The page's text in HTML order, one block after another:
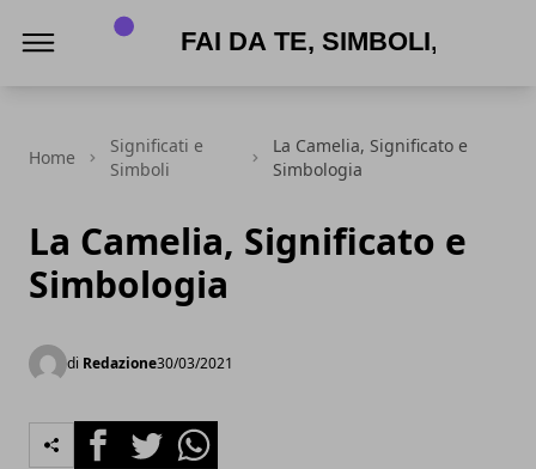
Home
Significati e
Simboli
La Camelia, Significato e
Simbologia
La Camelia, Significato e
Simbologia
di Redazione30/03/2021
FacebookTwitterWhatsapp